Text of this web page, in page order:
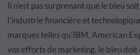
Il n'est pas surprenant que le bleu
l'industrie financière et
marques telles qu'IBM, American
vos efforts de marketing, le bleu doit